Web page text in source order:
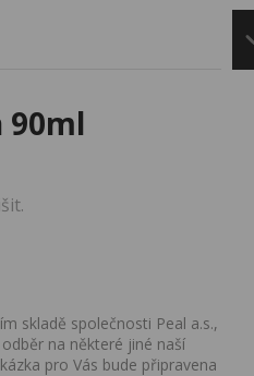
90ml
skladě společnosti Peal a.s.,
na některé jiné naší
pro Vás bude připravena